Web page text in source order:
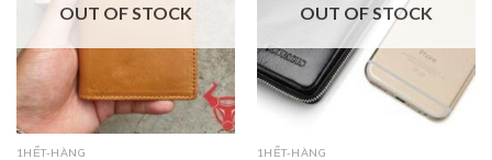
OUT OF STOCK
1HẾT-HÀNG
OUT OF STOCK
1HẾT-HÀNG